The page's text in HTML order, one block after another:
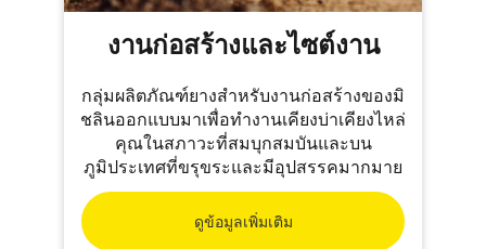
งานก่อสร้างและไซต์งาน
กลุ่มผลิตภัณฑ์ยางสำหรับงานก่อสร้างของมิ
ชลินออกแบบมาเพื่อทำงานเคียงบ่าเคียงไหล่
คุณในสภาวะที่สมบุกสมบันและบน
ภูมิประเทศที่ขรุขระและมีอุปสรรคมากมาย
ดูข้อมูลเพิ่มเติม